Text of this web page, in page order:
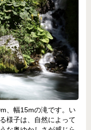
、幅15mの滝です。い
様子は、自然によって